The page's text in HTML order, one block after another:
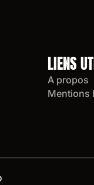
LIENS
A propos
Mentions